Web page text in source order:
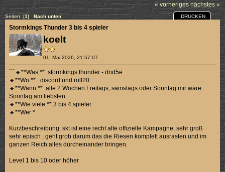
« vorheriges nächstes »
Seiten: [1] Nach unten DRUCKEN
koelt
01. Mai 2026, 21:57:07
Stormkings Thunder 3 bis 4 spieler
```🔸**Was:** stormkings thunder - dnd5e
🔸**Wo:** discord und roll20
🔸**Wann:** alle 2 Wochen Freitags, samstags oder Sonntag mir wäre
Sonntag am liebsten
🔸**Wie viele:** 3 bis 4 spieler
🔸**Wer:*
Kurzbeschreibung: skt ist eine recht alte offizielle Kampagne, sehr groß
sehr episch , geht grob darum das die Riesen komplett ausrasten und im
ganzen Reich alles durcheinander bringen.
Level 1 bis 10 oder höher